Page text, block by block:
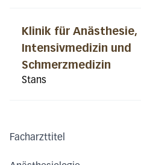
Klinik für Anästhesie,
Intensivmedizin und
Schmerzmedizin
Stans
Facharzttitel